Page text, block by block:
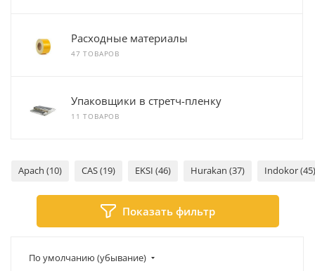
Расходные материалы
47 ТОВАРОВ
Упаковщики в стретч-пленку
11 ТОВАРОВ
Apach (10) CAS (19) EKSI (46) Hurakan (37) Indokor (45)
Показать фильтр
По умолчанию (убывание)